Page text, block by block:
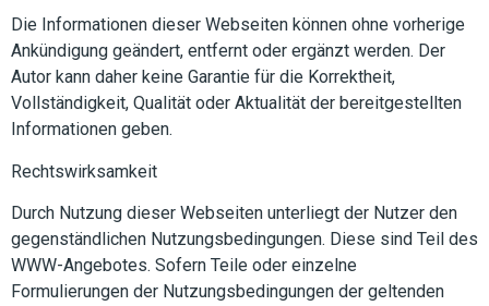
Die Informationen dieser Webseiten können ohne vorherige
Ankündigung geändert, entfernt oder ergänzt werden. Der
Autor kann daher keine Garantie für die Korrektheit,
Vollständigkeit, Qualität oder Aktualität der bereitgestellten
Informationen geben.
Rechtswirksamkeit
Durch Nutzung dieser Webseiten unterliegt der Nutzer den
gegenständlichen Nutzungsbedingungen. Diese sind Teil des
WWW-Angebotes. Sofern Teile oder einzelne
Formulierungen der Nutzungsbedingungen der geltenden